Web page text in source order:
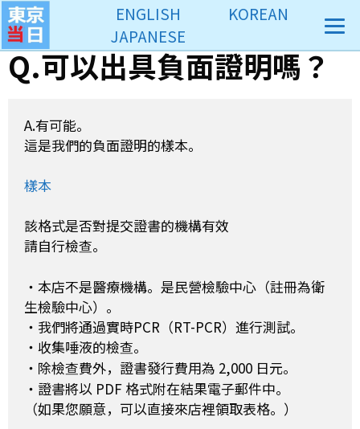
コ
ン
テ
ン
ENGLISH
KOREAN
JAPANESE
Q.可以出具負面證明嗎？
A.有可能。
這是我們的負面證明的樣本。
樣本
該格式是否對提交證書的機構有效
請自行檢查。
・本店不是醫療機構。是民營檢驗中心（註冊為衛
生檢驗中心）。
・我們將通過實時PCR（RT-PCR）進行測試。
・收集唾液的檢查。
・除檢查費外，證書發行費用為 2,000 日元。
・證書將以 PDF 格式附在結果電子郵件中。